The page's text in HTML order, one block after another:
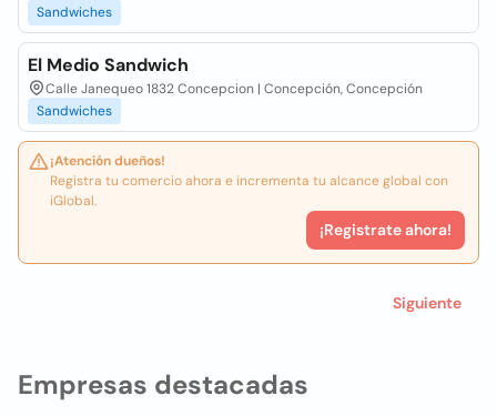
Empresas destacadas
Sandwiches
El Medio Sandwich
Calle Janequeo 1832 Concepcion | Concepción, Concepción
Sandwiches
¡Atención dueños!
Registra tu comercio ahora e incrementa tu alcance global con
iGlobal.
¡Registrate ahora!
Siguiente